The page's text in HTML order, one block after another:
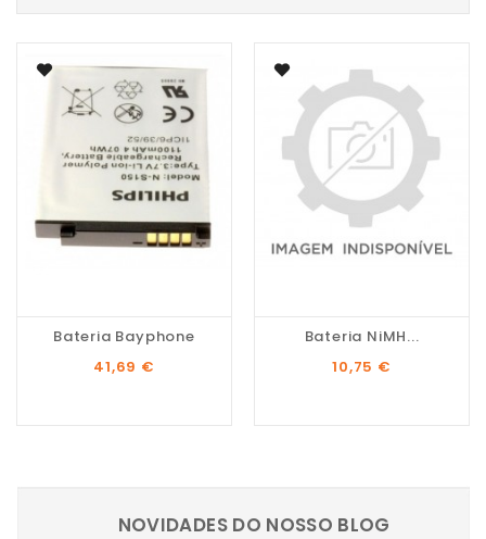
Bateria Bayphone
Preço
41,69 €
Bateria NiMH...
Preço
10,75 €
NOVIDADES DO NOSSO BLOG